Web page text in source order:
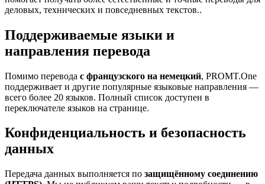
деловых, технических и повседневных текстов..
Поддерживаемые языки и
направления перевода
Помимо перевода с французского на немецкий, PROMT.One
поддерживает и другие популярные языковые направления —
всего более 20 языков. Полный список доступен в
переключателе языков на странице.
Конфиденциальность и безопасность
данных
Передача данных выполняется по защищённому соединению